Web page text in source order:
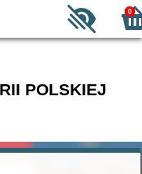
0
POLSKIEJ